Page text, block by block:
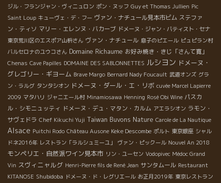
ジル・フランジャン・ヴィニュロン ポン・ヌッフ Guy et Thomas Jullien Pic
Saint Loup キューヴェ・デ・フー ヴァン・ナチュール見本市ビム ステファ
ン・ティソ マリー・エレンヌ・バカーブ ドメーヌ・ジャン・バティスト・セナ
東京荒川区のエスポア山枡さん ヴァン・ナチュール 息子のピエール ピュピラン村
バルセロナのユウコさん Domaine Richaume お好み焼き・きじ「さんて寛」
Chenas Cave Papilles DOMAINE DES SABLONNETTES ルシヨン ドメーヌ・
グレゴリー・ギヨーム Brave Margo Bernard Nady Foucault 武道オンズ グラ
ン・ラルグ タンタシオン ドメーヌ・ダール・エ・リボ cuvée Marcel Lapierre
2009 マタハリ ジャニエール村 Minamiosawa Henning Rosé Obi Wine パスカ
ル・シモニュッティ ドメーヌ・デュ・マタン・カルム アエラシオン ラモン・
サヴェドラ Chef Kikuchi Yuji Taiwan Buvons Nature Carole de La Nautique
Alsace Puitchi Rodo Château Ausone Keke Descombe ポルト 東京銀座 シャル
ドネ2016年 レストラン「ラルシュミーユ」 ヴァン・ピックール Nouvel An 2018
モンペリエ・自然派ワイン見本市 リン・ユーセン Vodopivec Médoc Grand
Vin スヴィニャルグ Henri-Pierre fils de René Jean サンタムール Restaurant
KITANOSE Shubidoba ドメーヌ・ド・レグリエール お正月2019年 東京レストラン